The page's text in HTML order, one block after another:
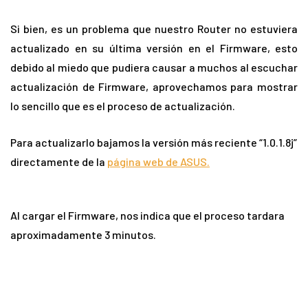
Si bien, es un problema que nuestro Router no estuviera
actualizado en su última versión en el Firmware, esto
debido al miedo que pudiera causar a muchos al escuchar
actualización de Firmware, aprovechamos para mostrar
lo sencillo que es el proceso de actualización.
Para actualizarlo bajamos la versión más reciente “1.0.1.8j”
directamente de la página web de ASUS.
Al cargar el Firmware, nos indica que el proceso tardara
aproximadamente 3 minutos.